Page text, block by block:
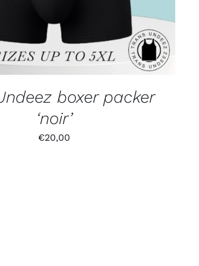
boxer packer
‘noir’
€20,00